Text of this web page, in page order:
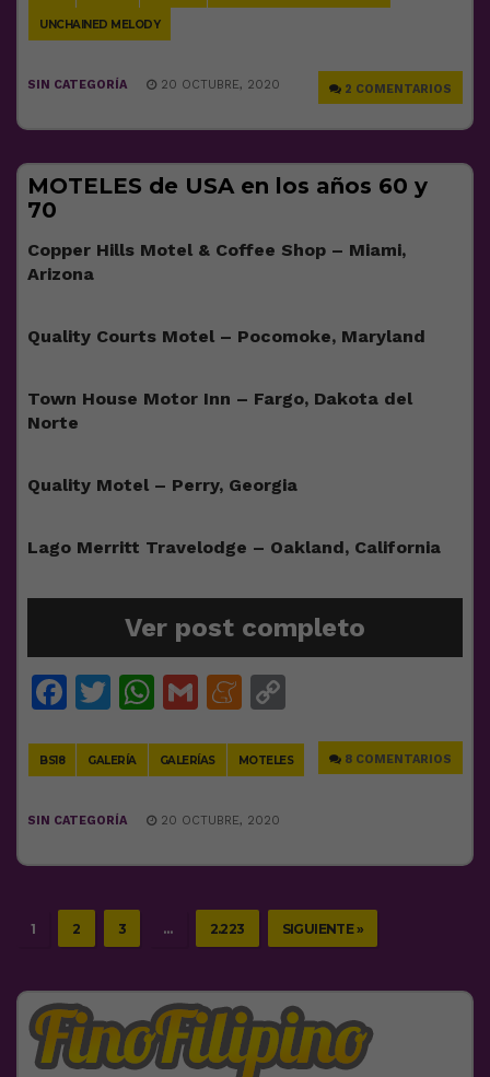
UNCHAINED MELODY
2 COMENTARIOS
SIN CATEGORÍA 20 OCTUBRE, 2020
MOTELES de USA en los años 60 y
70
Copper Hills Motel & Coffee Shop – Miami,
Arizona
Quality Courts Motel – Pocomoke, Maryland
Town House Motor Inn – Fargo, Dakota del
Norte
Quality Motel – Perry, Georgia
Lago Merritt Travelodge – Oakland, California
Ver post completo
Facebook
Twitter
WhatsApp
GmailMeneame
BS18 GALERÍA GALERÍAS MOTELES 8 COMENTARIOS
SIN CATEGORÍA 20 OCTUBRE, 2020
1 2 3 … 2.223 SIGUIENTE »